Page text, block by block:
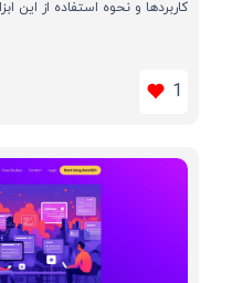
کاربردها و نحوه استفاده از این
1